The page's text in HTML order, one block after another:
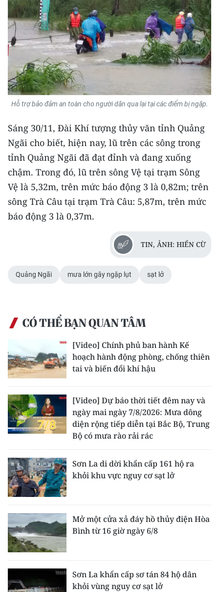
ESPAÑOL
한국어
Hỗ trợ bảo đảm an toàn cho người dân qua lại tại các điểm bị ngập.
Sáng 30/11, Đài Khí tượng thủy văn tỉnh Quảng
Ngãi cho biết, hiện nay, lũ trên các sông trong
tỉnh Quảng Ngãi đã đạt đỉnh và đang xuống
chậm. Trong đó, lũ trên sông Vệ tại trạm Sông
Vệ là 5,32m, trên mức báo động 3 là 0,82m; trên
sông Trà Câu tại trạm Trà Câu: 5,87m, trên mức
báo động 3 là 0,37m.
TIN, ẢNH: HIỂN CỪ
Quảng Ngãi mưa lớn gây ngập lụt sạt lở
CÓ THỂ BẠN QUAN TÂM
[Video] Chính phủ ban hành Kế
hoạch hành động phòng, chống thiên
tai và biến đổi khí hậu
[Video] Dự báo thời tiết đêm nay và
ngày mai ngày 7/8/2026: Mưa dông
diện rộng tiếp diễn tại Bắc Bộ, Trung
Bộ có mưa rào rải rác
Sơn La di dời khẩn cấp 161 hộ ra
khỏi khu vực nguy cơ sạt lở
Mở một cửa xả đáy hồ thủy điện Hòa
Bình từ 16 giờ ngày 6/8
Sơn La khẩn cấp sơ tán 84 hộ dân
khỏi vùng nguy cơ sạt lở